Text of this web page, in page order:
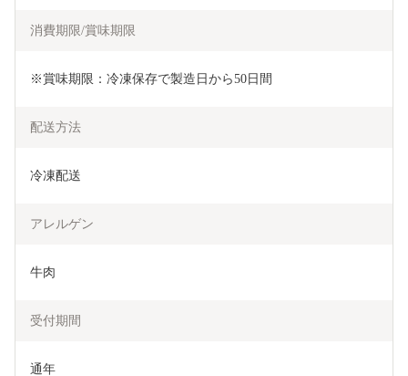
消費期限/賞味期限
※賞味期限：冷凍保存で製造日から50日間
配送方法
冷凍配送
アレルゲン
牛肉
受付期間
通年